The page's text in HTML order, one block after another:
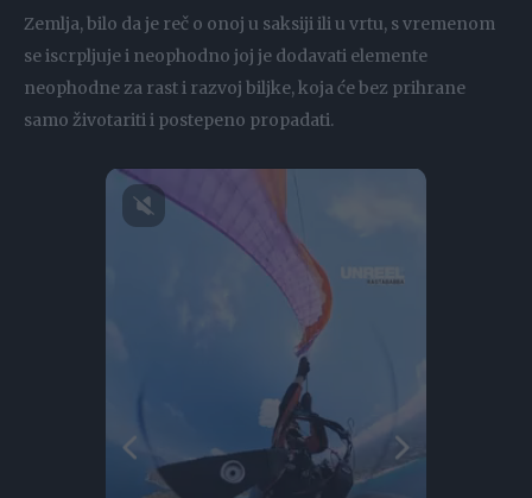
Zemlja, bilo da je reč o onoj u saksiji ili u vrtu, s vremenom
se iscrpljuje i neophodno joj je dodavati elemente
neophodne za rast i razvoj biljke, koja će bez prihrane
samo životariti i postepeno propadati.